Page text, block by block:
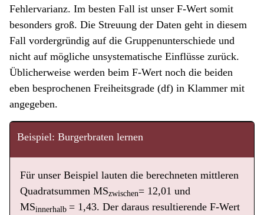
Fehlervarianz. Im besten Fall ist unser F-Wert somit
besonders groß. Die Streuung der Daten geht in diesem
Fall vordergründig auf die Gruppenunterschiede und
nicht auf mögliche unsystematische Einflüsse zurück.
Üblicherweise werden beim F-Wert noch die beiden
eben besprochenen Freiheitsgrade (df) in Klammer mit
angegeben.
Beispiel: Burgerbraten lernen
Für unser Beispiel lauten die berechneten mittleren
Quadratsummen MSzwischen= 12,01 und
MSinnerhalb = 1,43. Der daraus resultierende F-Wert